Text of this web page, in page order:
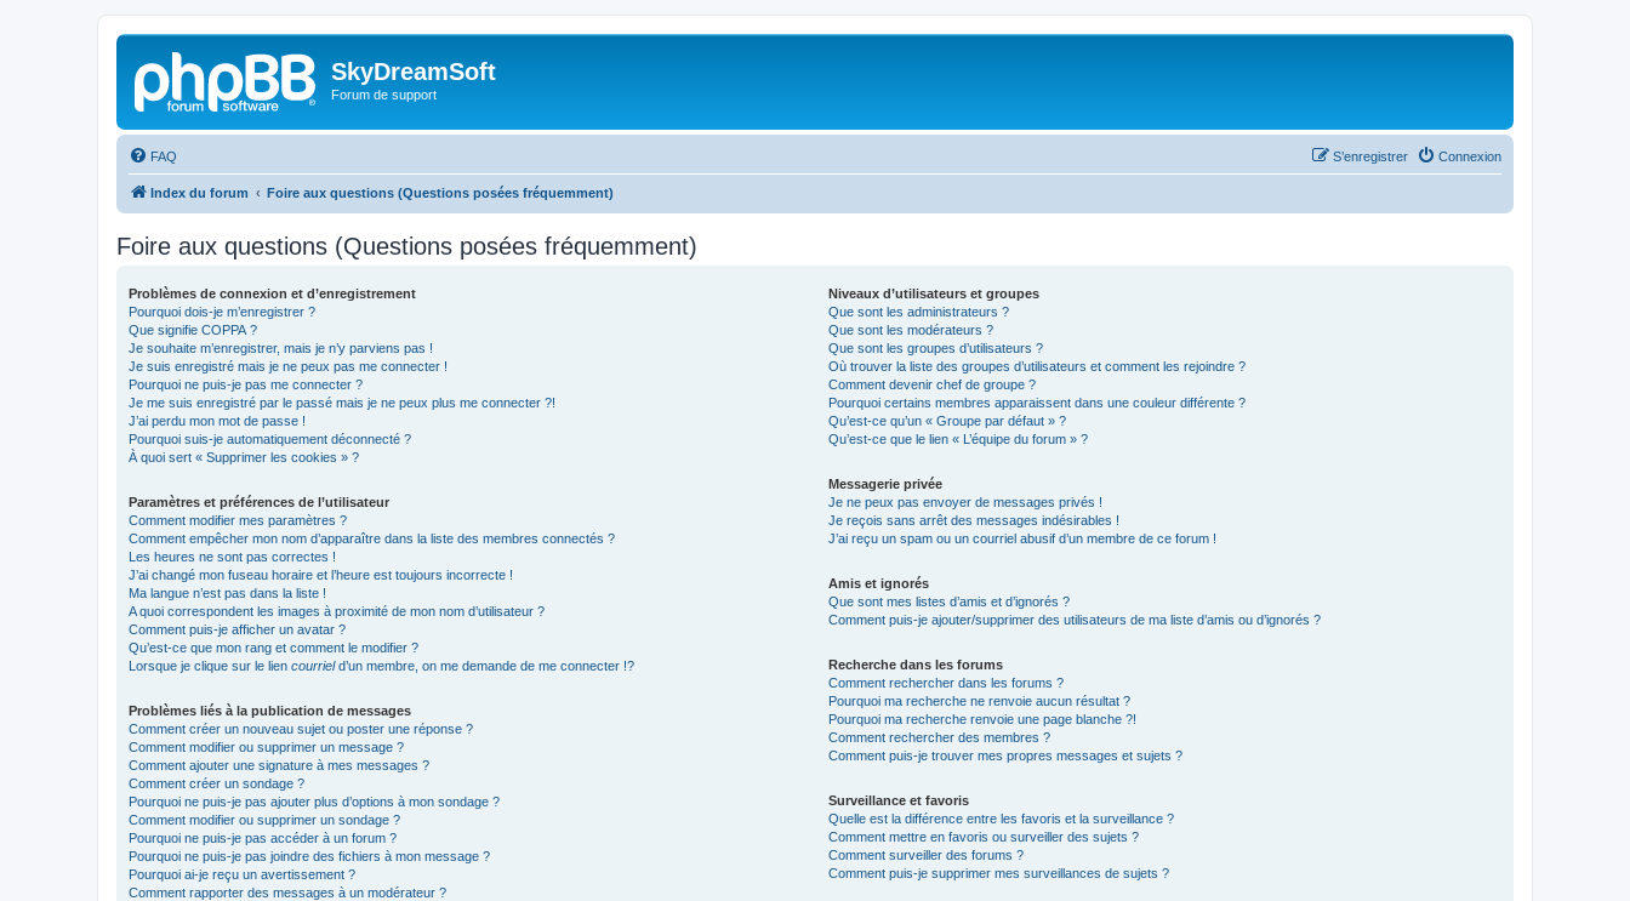
SkyDreamSoft
Forum de support
FAQ Connexion
S’enregistrer
Index du forum Foire aux questions (Questions posées fréquemment)
Foire aux questions (Questions posées fréquemment)
Problèmes de connexion et d’enregistrement
Pourquoi dois-je m’enregistrer ?
Que signifie COPPA ?
Je souhaite m’enregistrer, mais je n’y parviens pas !
Je suis enregistré mais je ne peux pas me connecter !
Pourquoi ne puis-je pas me connecter ?
Je me suis enregistré par le passé mais je ne peux plus me connecter ?!
J’ai perdu mon mot de passe !
Pourquoi suis-je automatiquement déconnecté ?
À quoi sert « Supprimer les cookies » ?
Paramètres et préférences de l’utilisateur
Comment modifier mes paramètres ?
Comment empêcher mon nom d’apparaître dans la liste des membres connectés ?
Les heures ne sont pas correctes !
J’ai changé mon fuseau horaire et l’heure est toujours incorrecte !
Ma langue n’est pas dans la liste !
A quoi correspondent les images à proximité de mon nom d’utilisateur ?
Comment puis-je afficher un avatar ?
Qu’est-ce que mon rang et comment le modifier ?
Lorsque je clique sur le lien courrield’un membre, on me demande de me connecter !?
Problèmes liés à la publication de messages
Comment créer un nouveau sujet ou poster une réponse ?
Comment modifier ou supprimer un message ?
Comment ajouter une signature à mes messages ?
Comment créer un sondage ?
Pourquoi ne puis-je pas ajouter plus d’options à mon sondage ?
Comment modifier ou supprimer un sondage ?
Pourquoi ne puis-je pas accéder à un forum ?
Pourquoi ne puis-je pas joindre des fichiers à mon message ?
Pourquoi ai-je reçu un avertissement ?
Comment rapporter des messages à un modérateur ?
Niveaux d’utilisateurs et groupes
Que sont les administrateurs ?
Que sont les modérateurs ?
Que sont les groupes d’utilisateurs ?
Où trouver la liste des groupes d’utilisateurs et comment les rejoindre ?
Comment devenir chef de groupe ?
Pourquoi certains membres apparaissent dans une couleur différente ?
Qu’est-ce qu’un « Groupe par défaut » ?
Qu’est-ce que le lien « L’équipe du forum » ?
Messagerie privée
Je ne peux pas envoyer de messages privés !
Je reçois sans arrêt des messages indésirables !
J’ai reçu un spam ou un courriel abusif d’un membre de ce forum !
Amis et ignorés
Que sont mes listes d’amis et d’ignorés ?
Comment puis-je ajouter/supprimer des utilisateurs de ma liste d’amis ou d’ignorés ?
Recherche dans les forums
Comment rechercher dans les forums ?
Pourquoi ma recherche ne renvoie aucun résultat ?
Pourquoi ma recherche renvoie une page blanche ?!
Comment rechercher des membres ?
Comment puis-je trouver mes propres messages et sujets ?
Surveillance et favoris
Quelle est la différence entre les favoris et la surveillance ?
Comment mettre en favoris ou surveiller des sujets ?
Comment surveiller des forums ?
Comment puis-je supprimer mes surveillances de sujets ?